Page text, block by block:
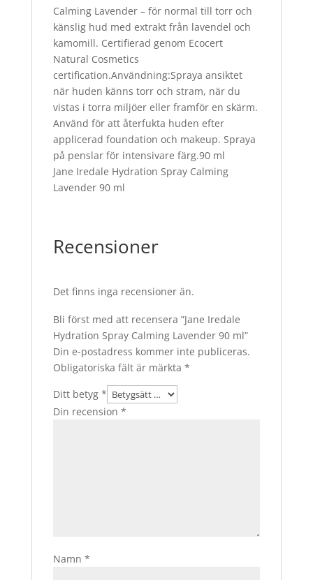
Calming Lavender – för normal till torr och
känslig hud med extrakt från lavendel och
kamomill. Certifierad genom Ecocert
Natural Cosmetics
certification.Användning:Spraya ansiktet
när huden känns torr och stram, när du
vistas i torra miljöer eller framför en skärm.
Använd för att återfukta huden efter
applicerad foundation och makeup. Spraya
på penslar för intensivare färg.90 ml
Jane Iredale Hydration Spray Calming
Lavender 90 ml
Recensioner
Det finns inga recensioner än.
Bli först med att recensera ”Jane Iredale
Hydration Spray Calming Lavender 90 ml”
Din e-postadress kommer inte publiceras.
Obligatoriska fält är märkta *
Ditt betyg *
Din recension *
Namn *